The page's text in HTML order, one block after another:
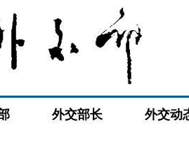
外交部长 外交动